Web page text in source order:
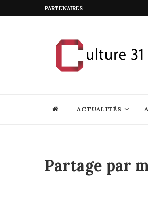
PARTENAIRES
ACTUALITÉS
Partage par